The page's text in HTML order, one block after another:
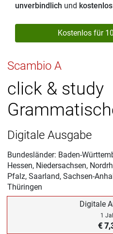
unverbindlich und kostenlos
Kostenlos für
Scambio A
click & study
Digitale Ausgabe
Bundesländer: Baden-
Hessen, Niedersachsen,
Pfalz, Saarland, Sachsen-
Thüringen
Digitale
1
€